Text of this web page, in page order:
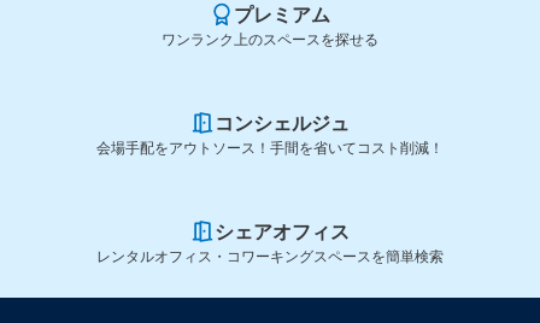
プレミアム
ワンランク上のスペースを探せる
コンシェルジュ
会場手配をアウトソース！手間を省いてコスト削減！
シェアオフィス
レンタルオフィス・コワーキングスペースを簡単検索